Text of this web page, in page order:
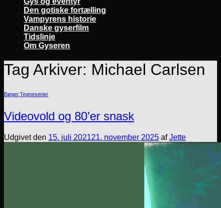
Den gotiske fortælling
Vampyrens historie
Danske gyserfilm
Tidslinje
Om Gyseren
Tag Arkiver: Michael Carlsen
Bøger,Tegneserier
Videovold og 80’er snask
Udgivet den 15. juli 202121. november 2025 afJette